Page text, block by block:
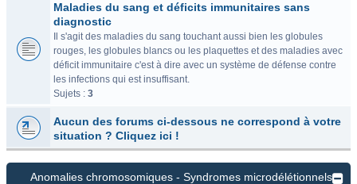
Maladies du sang et déficits immunitaires sans
diagnostic
Il s'agit des maladies du sang touchant aussi bien les globules
rouges, les globules blancs ou les plaquettes et des maladies avec
déficit immunitaire c'est à dire avec un système de défense contre
les infections qui est insuffisant.
Sujets : 3
Aucun des forums ci-dessous ne correspond à votre
situation ? Cliquez ici !
Anomalies chromosomiques - Syndromes microdélétionnels